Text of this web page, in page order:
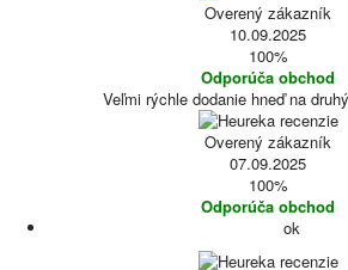
Overený zákazník
10.09.2025
100%
Odporúča obchod
Veľmi rýchle dodanie hneď na
Overený zákazník
07.09.2025
100%
Odporúča obchod
ok